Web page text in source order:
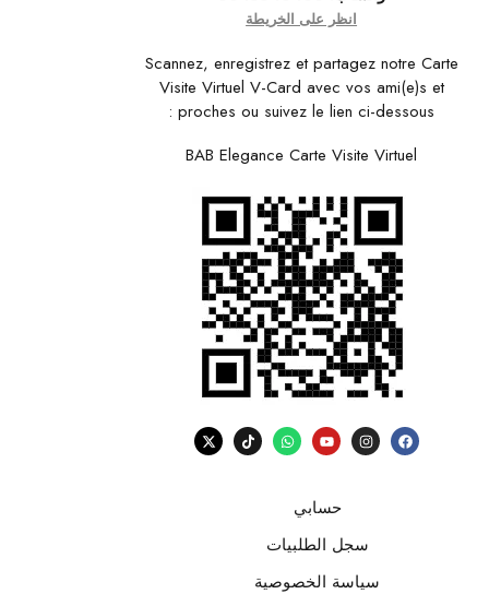
انظر على الخريطة
Scannez, enregistrez et partagez notre Carte
Visite Virtuel V-Card avec vos ami(e)s et
proches ou suivez le lien ci-dessous :
BAB Elegance Carte Visite Virtuel
حسابي
سجل الطلبيات
سياسة الخصوصية